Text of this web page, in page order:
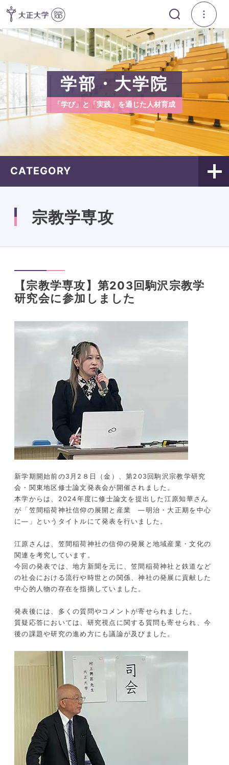
学部・大学院
「学び」と「実践」を通じた人材育成
CATEGORY
宗教学専攻
【宗教学専攻】第203回駒沢宗教学
研究会に参加しました
新学期開始前の3 月 2 ８日（金）、第203 回駒沢宗教学研究
会・関東地区修士論文発表会が開催されました。
本学からは、 2024年度に修士論文を提出した江原知華さん
が「笠間稲荷神社信仰の展開と産業 ―明治・大正期を中心
に―」というタイトルにて発表を行いました。
江原さんは、笠間稲荷神社の信仰の発展と地域産業・文化の
関連を考究しています。
今回の発表では、地方新聞を元に、笠間稲荷神社と鉄道など
の社会における流行や時世との関係、神社の発展に貢献した
中心的人物の存在を指摘していました。
発表後には、多くの質問やコメントが寄せられました。
質疑応答においては、研究視点に関する質問も寄せられ、今
後の課題や研究の進め方にも議論が及びました。